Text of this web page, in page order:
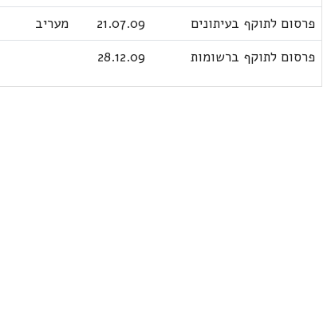
פרסום לתוקף בעיתונים
21.07.09
מעריב
פרסום לתוקף ברשומות
28.12.09